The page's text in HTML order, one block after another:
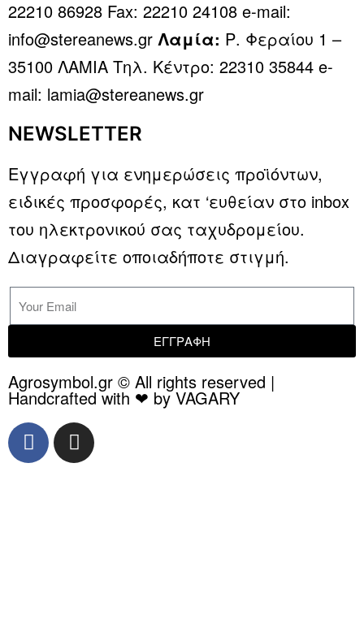
22210 86928 Fax: 22210 24108 e-mail:
info@stereanews.gr Λαμία: Ρ. Φεραίου 1 –
35100 ΛΑΜΙΑ Τηλ. Κέντρο: 22310 35844 e-
mail: lamia@stereanews.gr
NEWSLETTER
Εγγραφή για ενημερώσεις προϊόντων,
ειδικές προσφορές, κατ ‘ευθείαν στο inbox
του ηλεκτρονικού σας ταχυδρομείου.
Διαγραφείτε οποιαδήποτε στιγμή.
ΕΓΓΡΑΦΗ
Agrosymbol.gr © All rights reserved |
Handcrafted with ❤ by VAGARY